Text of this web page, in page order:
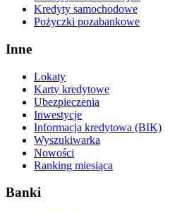
Kredyty samochodowe
Pożyczki pozabankowe
Inne
Lokaty
Karty kredytowe
Ubezpieczenia
Inwestycje
Informacja kredytowa (BIK)
Wyszukiwarka
Nowości
Ranking miesiąca
Banki